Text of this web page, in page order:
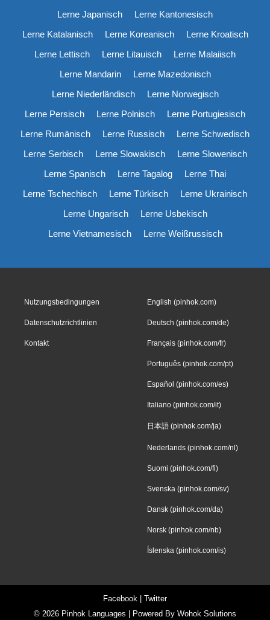
Lerne Japanisch
Lerne Kantonesisch
Lerne Katalanisch
Lerne Koreanisch
Lerne Kroatisch
Lerne Lettisch
Lerne Litauisch
Lerne Malaiisch
Lerne Mandarin
Lerne Mazedonisch
Lerne Niederländisch
Lerne Norwegisch
Lerne Persisch
Lerne Polnisch
Lerne Portugiesisch
Lerne Rumänisch
Lerne Russisch
Lerne Schwedisch
Lerne Serbisch
Lerne Slowakisch
Lerne Slowenisch
Lerne Spanisch
Lerne Tagalog
Lerne Thai
Lerne Tschechisch
Lerne Türkisch
Lerne Ukrainisch
Lerne Ungarisch
Lerne Usbekisch
Lerne Vietnamesisch
Lerne Weißrussisch
Nutzungsbedingungen
Datenschutzrichtlinien
Kontakt
English (pinhok.com)
Deutsch (pinhok.com/de)
Français (pinhok.com/fr)
Português (pinhok.com/pt)
Español (pinhok.com/es)
Italiano (pinhok.com/it)
日本語 (pinhok.com/ja)
Nederlands (pinhok.com/nl)
Suomi (pinhok.com/fi)
Svenska (pinhok.com/sv)
Dansk (pinhok.com/da)
Norsk (pinhok.com/nb)
Íslenska (pinhok.com/is)
Facebook
Twitter
© 2026 Pinhok Languages | Powered By Wohok Solutions